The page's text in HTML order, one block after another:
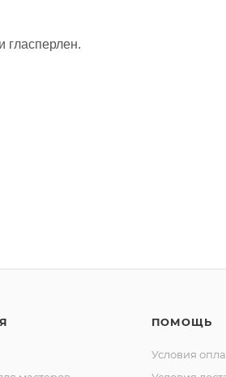
гласперлен.
ПОМОЩЬ
Условия